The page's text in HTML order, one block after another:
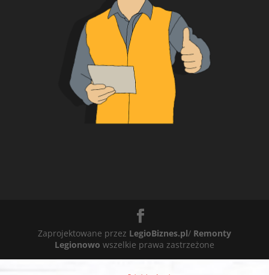
Zaprojektowane przez LegioBiznes.pl/ Remonty
Legionowo wszelkie prawa zastrzeżone